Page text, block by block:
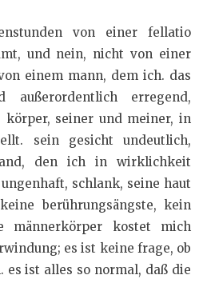
von einer fellatio
und nein, nicht von einer
einem mann, dem ich. das
außerordentlich erregend,
körper, seiner und meiner, in
sein gesicht undeutlich,
den ich in wirklichkeit
schlank, seine haut
berührungsängste, kein
männerkörper kostet mich
es ist keine frage, ob
ist alles so normal, daß die